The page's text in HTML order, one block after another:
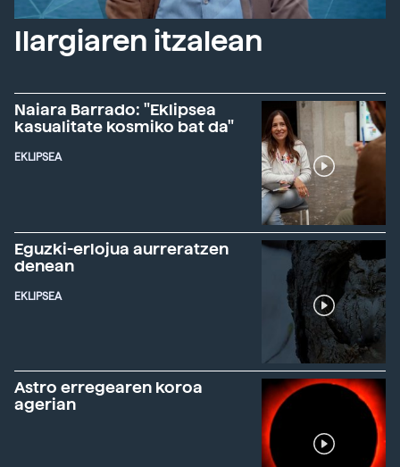
Ilargiaren itzalean
Naiara Barrado: "Eklipsea
kasualitate kosmiko bat da"
EKLIPSEA
Eguzki-erlojua aurreratzen
denean
EKLIPSEA
Astro erregearen koroa
agerian